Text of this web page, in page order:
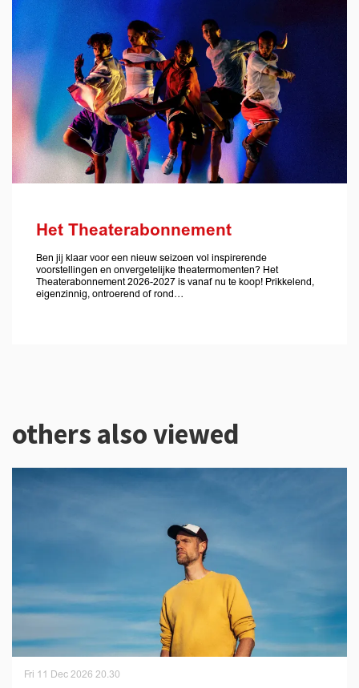
Het Theaterabonnement
Ben jij klaar voor een nieuw seizoen vol inspirerende
voorstellingen en onvergetelijke theatermomenten? Het
Theaterabonnement 2026-2027 is vanaf nu te koop! Prikkelend,
eigenzinnig, ontroerend of rond…
others also viewed
Fri 11 Dec 2026 20.30